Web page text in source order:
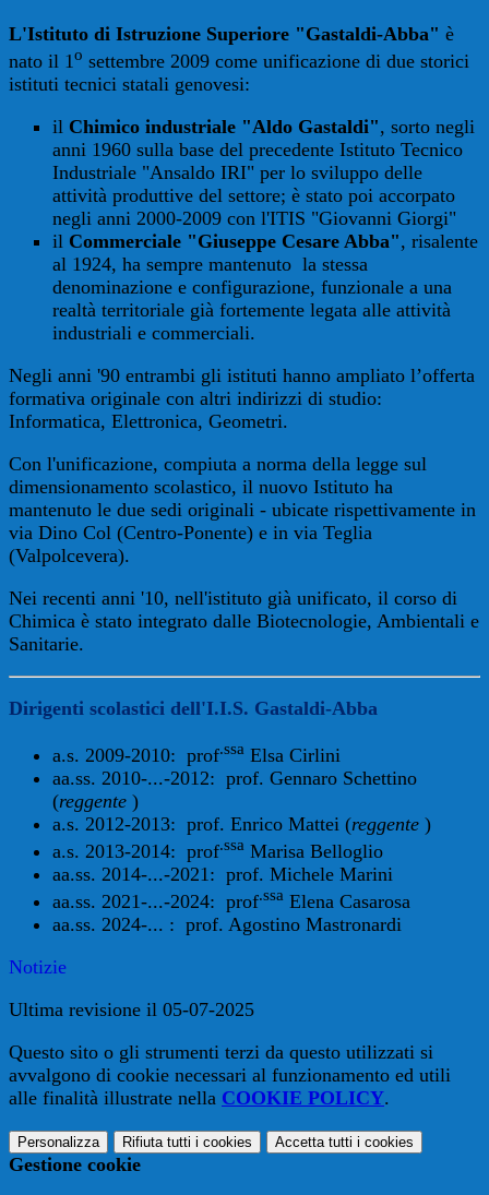
L'Istituto di Istruzione Superiore "Gastaldi-Abba" è
nato il 1o settembre 2009 come unificazione di due storici
istituti tecnici statali genovesi:
il Chimico industriale "Aldo Gastaldi", sorto negli
anni 1960 sulla base del precedente Istituto Tecnico
Industriale "Ansaldo IRI" per lo sviluppo delle
attività produttive del settore; è stato poi accorpato
negli anni 2000-2009 con l'ITIS "Giovanni Giorgi"
il Commerciale "Giuseppe Cesare Abba", risalente
al 1924, ha sempre mantenuto la stessa
denominazione e configurazione, funzionale a una
realtà territoriale già fortemente legata alle attività
industriali e commerciali.
Negli anni '90 entrambi gli istituti hanno ampliato l’offerta
formativa originale con altri indirizzi di studio:
Informatica, Elettronica, Geometri.
Con l'unificazione, compiuta a norma della legge sul
dimensionamento scolastico, il nuovo Istituto ha
mantenuto le due sedi originali - ubicate rispettivamente in
via Dino Col (Centro-Ponente) e in via Teglia
(Valpolcevera).
Nei recenti anni '10, nell'istituto già unificato, il corso di
Chimica è stato integrato dalle Biotecnologie, Ambientali e
Sanitarie.
Dirigenti scolastici dell'I.I.S. Gastaldi-Abba
a.s. 2009-2010: prof.ssa Elsa Cirlini
aa.ss. 2010-...-2012: prof. Gennaro Schettino
(reggente )
a.s. 2012-2013: prof. Enrico Mattei (reggente )
a.s. 2013-2014: prof.ssa Marisa Belloglio
aa.ss. 2014-...-2021: prof. Michele Marini
aa.ss. 2021-...-2024: prof.ssa Elena Casarosa
aa.ss. 2024-... : prof. Agostino Mastronardi
Notizie
Ultima revisione il 05-07-2025
Questo sito o gli strumenti terzi da questo utilizzati si
avvalgono di cookie necessari al funzionamento ed utili
alle finalità illustrate nella COOKIE POLICY.
Personalizza Rifiuta tutti i cookies Accetta tutti i cookies
Gestione cookie